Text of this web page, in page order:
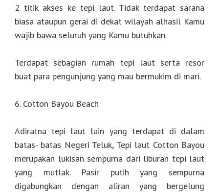
2 titik akses ke tepi laut. Tidak terdapat sarana
biasa ataupun gerai di dekat wilayah alhasil Kamu
wajib bawa seluruh yang Kamu butuhkan.
Terdapat sebagian rumah tepi laut serta resor
buat para pengunjung yang mau bermukim di mari.
6. Cotton Bayou Beach
Adiratna tepi laut lain yang terdapat di dalam
batas- batas Negeri Teluk, Tepi laut Cotton Bayou
merupakan lukisan sempurna dari liburan tepi laut
yang mutlak. Pasir putih yang sempurna
digabungkan dengan aliran yang bergelung